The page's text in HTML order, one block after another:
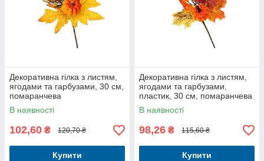
Декоративна гілка з листям,
ягодами та гарбузами, 30 см,
помаранчева
В наявності
102,60 ₴ 120,70 ₴
Купити
Декоративна гілка з листям,
ягодами та гарбузами,
пластик, 30 см, помаранчева
В наявності
98,26 ₴ 115,60 ₴
Купити